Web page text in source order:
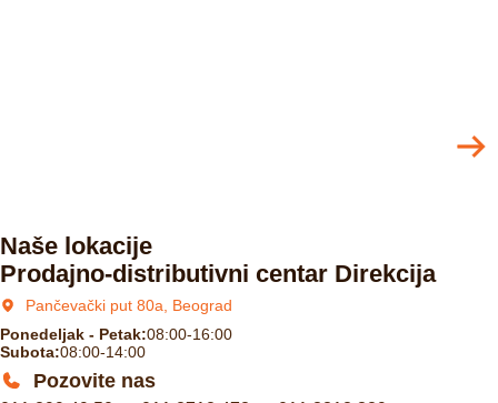
Naše lokacije
Prodajno-distributivni centar Direkcija
Pančevački put 80a, Beograd
Ponedeljak - Petak:08:00-16:00
Subota:08:00-14:00
Pozovite nas